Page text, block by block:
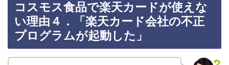
コスモス食品で楽天カードが使えな
い理由４．「楽天カード会社の不正
プログラムが起動した」